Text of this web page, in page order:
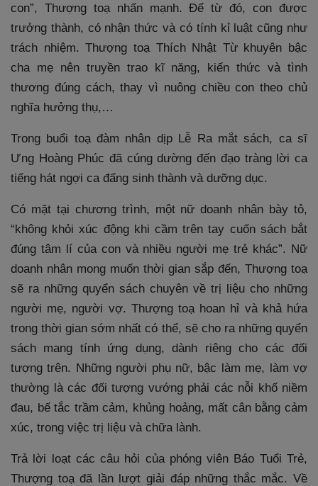
con”, Thượng toạ nhấn mạnh. Để từ đó, con được
trưởng thành, có nhận thức và có tính kỉ luật cũng như
trách nhiệm. Thượng toạ Thích Nhật Từ khuyên bậc
cha mẹ nên truyền trao kĩ năng, kiến thức và tình
thương đúng cách, thay vì nuông chiều con theo chủ
nghĩa hưởng thụ,…
Trong buổi toạ đàm nhân dịp Lễ Ra mắt sách, ca sĩ
Ưng Hoàng Phúc đã cúng dường đến đạo tràng lời ca
tiếng hát ngợi ca đấng sinh thành và dưỡng dục.
Có mặt tại chương trình, một nữ doanh nhân bày tỏ,
“không khỏi xúc động khi cầm trên tay cuốn sách bắt
đúng tâm lí của con và nhiều người mẹ trẻ khác”. Nữ
doanh nhân mong muốn thời gian sắp đến, Thượng toạ
sẽ ra những quyển sách chuyên về trị liệu cho những
người mẹ, người vợ. Thượng toạ hoan hỉ và khả hứa
trong thời gian sớm nhất có thể, sẽ cho ra những quyển
sách mang tính ứng dụng, dành riêng cho các đối
tượng trên. Những người phụ nữ, bậc làm mẹ, làm vợ
thường là các đối tượng vướng phải các nỗi khổ niềm
đau, bế tắc trầm cảm, khủng hoảng, mất cân bằng cảm
xúc, trong việc trị liệu và chữa lành.
Trả lời loạt các câu hỏi của phóng viên Báo Tuổi Trẻ,
Thượng toạ đã lần lượt giải đáp những thắc mắc. Về